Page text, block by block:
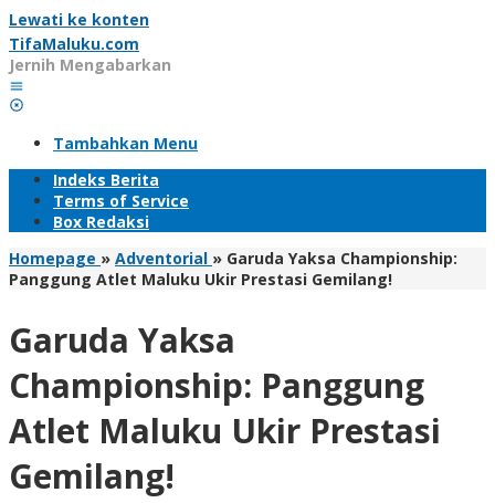
Lewati ke konten
TifaMaluku.com
Jernih Mengabarkan
Tambahkan Menu
Indeks Berita
Terms of Service
Box Redaksi
Homepage » Adventorial » Garuda Yaksa Championship:
Panggung Atlet Maluku Ukir Prestasi Gemilang!
Garuda Yaksa
Championship: Panggung
Atlet Maluku Ukir Prestasi
Gemilang!